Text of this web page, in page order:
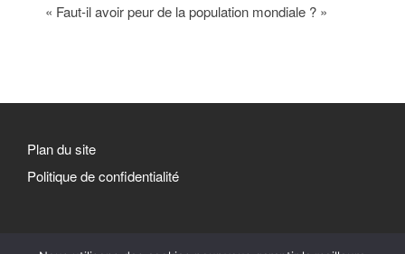
« Faut-il avoir peur de la population mondiale ? »
Plan du site
Politique de confidentialité